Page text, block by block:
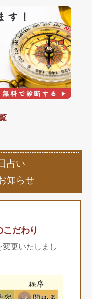
占い
知らせ
こだわり
更いたしまし